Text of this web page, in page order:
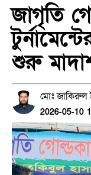
জাগৃতি
শুরু
মোঃ জাকিরুল
2026-05-10